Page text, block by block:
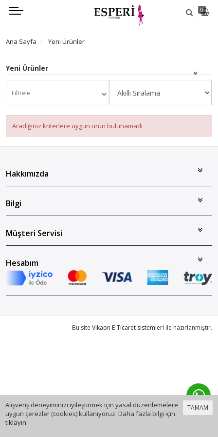
0
Ana Sayfa Yeni Ürünler
Yeni Ürünler
Filtrele
Aradığınız kriterlere uygun ürün bulunamadı
Hakkımızda
Bilgi
Müşteri Servisi
Hesabım
Bu site Vikaon E-Ticaret sistemleri ile hazırlanmıştır.
TAMAM
Alışveriş deneyiminizi iyileştirmek için yasal düzenlemelere
uygun çerezler (cookies) kullanıyoruz. Daha fazla bilgi için
tıklayın.